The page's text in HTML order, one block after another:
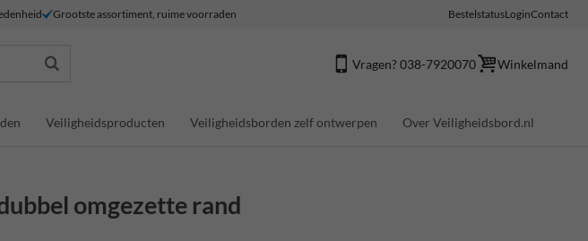
Grootste assortiment, ruime voorraden BestelstatusLoginContact
Vragen? 038-7920070 Winkelmand
Veiligheidsproducten Veiligheidsborden zelf ontwerpen Over Veiligheidsbord.nl
omgezette rand